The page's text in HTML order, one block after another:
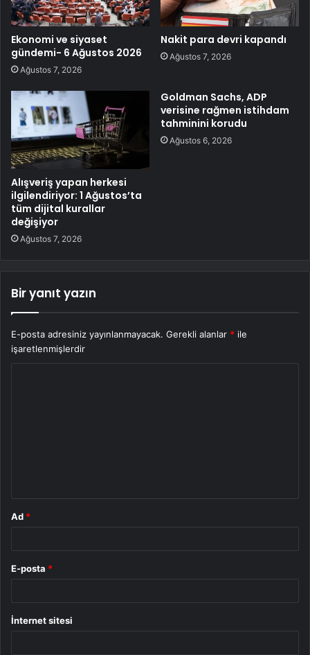
Ekonomi ve siyaset
gündemi- 6 Ağustos 2026
Ağustos 7, 2026
Nakit para devri kapandı
Ağustos 7, 2026
Alışveriş yapan herkesi
ilgilendiriyor: 1 Ağustos’ta
tüm dijital kurallar
değişiyor
Ağustos 7, 2026
Goldman Sachs, ADP
verisine rağmen istihdam
tahminini korudu
Ağustos 6, 2026
Bir yanıt yazın
E-posta adresiniz yayınlanmayacak. Gerekli alanlar * ile
işaretlenmişlerdir
Ad *
E-posta *
İnternet sitesi